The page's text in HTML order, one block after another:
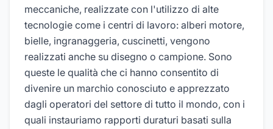
meccaniche, realizzate con l'utilizzo di alte
tecnologie come i centri di lavoro: alberi motore,
bielle, ingranaggeria, cuscinetti, vengono
realizzati anche su disegno o campione. Sono
queste le qualità che ci hanno consentito di
divenire un marchio conosciuto e apprezzato
dagli operatori del settore di tutto il mondo, con i
quali instauriamo rapporti duraturi basati sulla